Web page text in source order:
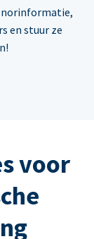
en stuur ze
voor